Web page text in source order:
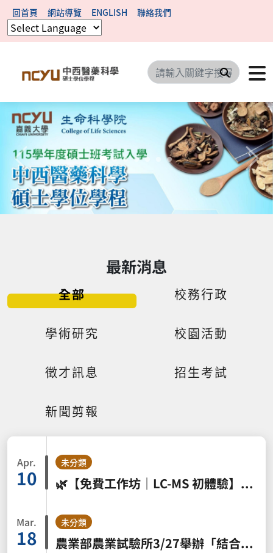
回首頁 網站導覽 ENGLISH 聯絡我們
搜尋
上一則 下
最新消息
全部 校務行政
學術研究 校園活動
徵才訊息 招生考試
新聞剪報
Apr.
10
未分類
🌿【免費工作坊｜LC-MS 初體驗】🔬 中草藥分析 × 質譜實作，一天搞懂！
Mar.
18
未分類
農業部農業試驗所3/27舉辦「結合模型與表型分析：解析高產與穩定產量的生理機制」專題演講，歡迎踴躍報名參加